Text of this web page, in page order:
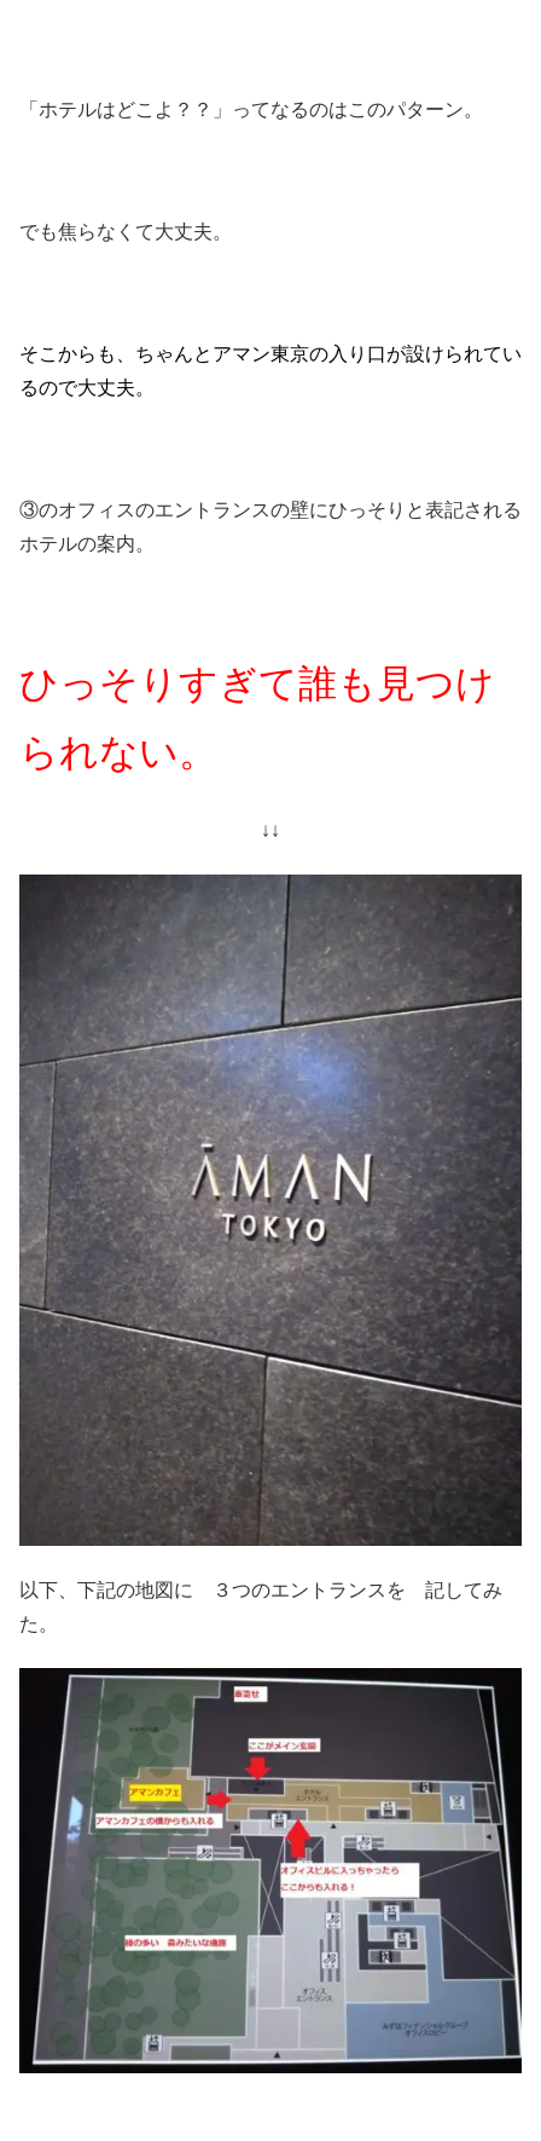
「ホテルはどこよ？？」ってなるのはこのパターン。
でも焦らなくて大丈夫。
そこからも、ちゃんとアマン東京の入り口が設けられてい
るので大丈夫。
③のオフィスのエントランスの壁にひっそりと表記される
ホテルの案内。
ひっそりすぎて誰も見つけ
られない。
↓↓
以下、下記の地図に ３つのエントランスを 記してみ
た。